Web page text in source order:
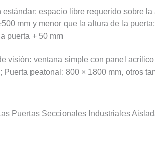
estándar: espacio libre requerido sobre
mm y menor que la altura de la
puerta + 50 mm
visión: ventana simple con panel
Puerta peatonal: 800 × 1800 mm, otros
Puertas Seccionales Industriales